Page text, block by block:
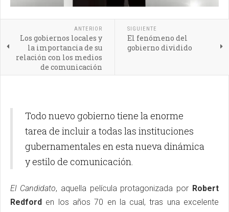
ANTERIOR
Los gobiernos locales y
la importancia de su
relación con los medios
de comunicación
SIGUIENTE
El fenómeno del
gobierno dividido
Todo nuevo gobierno tiene la enorme
tarea de incluir a todas las instituciones
gubernamentales en esta nueva dinámica
y estilo de comunicación.
El Candidato, aquella película protagonizada por Robert
Redford en los años 70 en la cual, tras una excelente